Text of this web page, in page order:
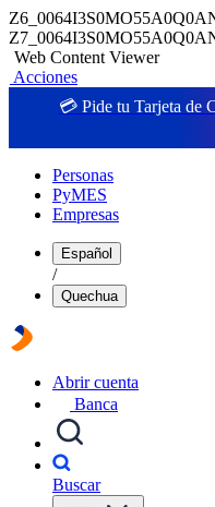
Web Content Viewer
Acciones
💳 Pide tu Tarjeta de
Personas
PyMES
Empresas
Español
/
Quechua
Abrir cuenta
Banca
Buscar